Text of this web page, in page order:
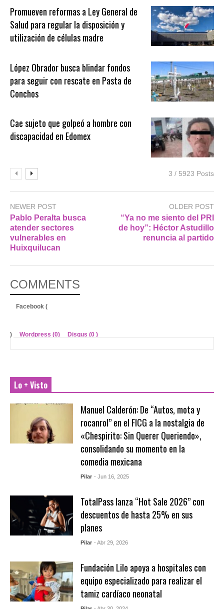
Promueven reformas a Ley General de
Salud para regular la disposición y
utilización de células madre
López Obrador busca blindar fondos
para seguir con rescate en Pasta de
Conchos
Cae sujeto que golpeó a hombre con
discapacidad en Edomex
3 / 5923 Posts
NEWER POST
Pablo Peralta busca
atender sectores
vulnerables en
Huixquilucan
OLDER POST
“Ya no me siento del PRI
de hoy”: Héctor Astudillo
renuncia al partido
COMMENTS
Facebook (
) Wordpress (0) Disqus (0 )
Lo + Visto
Manuel Calderón: De “Autos, mota y
rocanrol” en el FICG a la nostalgia de
«Chespirito: Sin Querer Queriendo»,
consolidando su momento en la
comedia mexicana
Pilar - Jun 16, 2025
TotalPass lanza “Hot Sale 2026” con
descuentos de hasta 25% en sus
planes
Pilar - Abr 29, 2026
Fundación Lilo apoya a hospitales con
equipo especializado para realizar el
tamiz cardíaco neonatal